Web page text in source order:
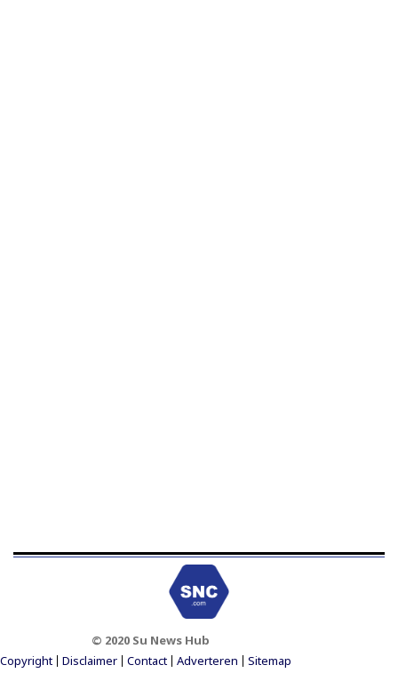
© 2020 Su News Hub
Footer Menu
Copyright Disclaimer Contact Adverteren Sitemap